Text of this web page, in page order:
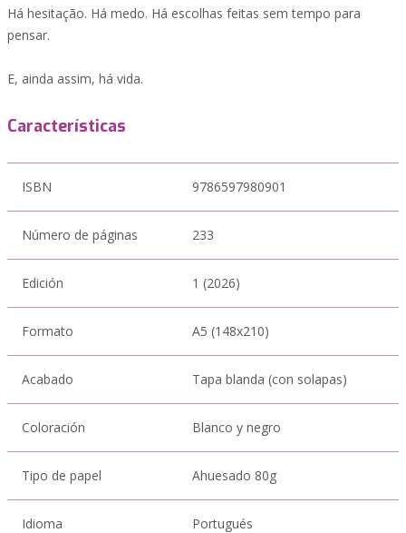
Há hesitação. Há medo. Há escolhas feitas sem tempo para
pensar.
E, ainda assim, há vida.
Características
ISBN 9786597980901
Número de páginas 233
Edición 1 (2026)
Formato A5 (148x210)
Acabado Tapa blanda (con solapas)
Coloración Blanco y negro
Tipo de papel Ahuesado 80g
Idioma Portugués